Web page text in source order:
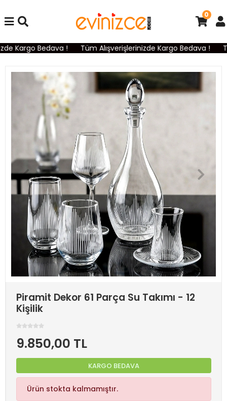
Kargo Bedava ! Tüm Alışverişlerinizde Kargo Bedava !
0
Piramit Dekor 61 Parça Su Takımı - 12
Kişilik
9.850,00 TL
KARGO BEDAVA
Ürün stokta kalmamıştır.